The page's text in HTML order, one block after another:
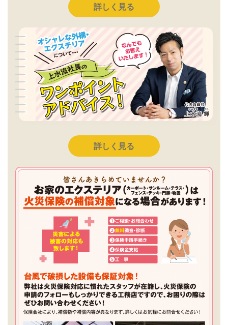
詳しく見る
詳しく見る